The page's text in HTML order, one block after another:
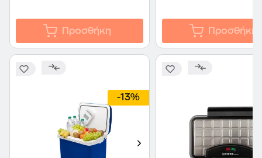
Προσθήκη Προσθήκη
-13%